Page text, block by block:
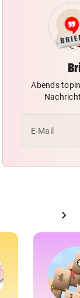
Abends
E-Mail
chevron_right